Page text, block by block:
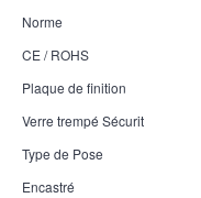
Norme
CE / ROHS
Plaque de finition
Verre trempé Sécurit
Type de Pose
Encastré